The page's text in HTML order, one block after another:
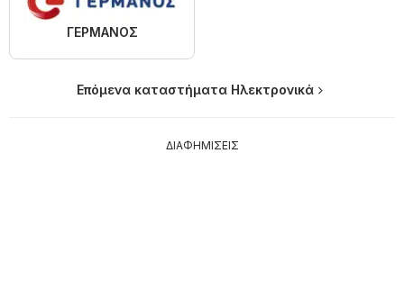
ΓΕΡΜΑΝΟΣ
Επόμενα καταστήματα Hλεκτρονικά
ΔΙΑΦΗΜΙΣΕΙΣ